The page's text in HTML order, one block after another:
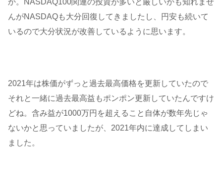
んがNASDAQも大分回復してきましたし、円安も続いて
いるので大分状況が改善しているように思います。
2021年は株価がずっと過去最高価格を更新していたので
それと一緒に過去最高益もポンポン更新していたんですけ
どね。含み益が1000万円を超えること自体が数年先じゃ
ないかと思っていましたが、2021年内に達成してしまい
ました。